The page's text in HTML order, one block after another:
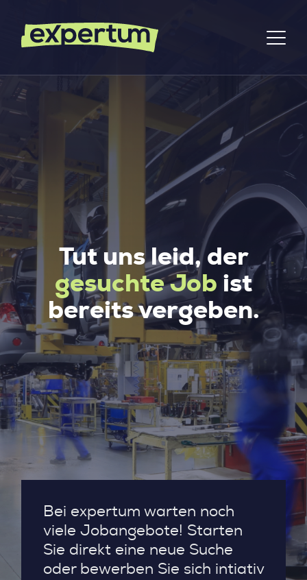
Tut uns leid, der
gesuchte Job ist
bereits vergeben.
Bei expertum warten noch
viele Jobangebote! Starten
Sie direkt eine neue Suche
oder bewerben Sie sich intiativ